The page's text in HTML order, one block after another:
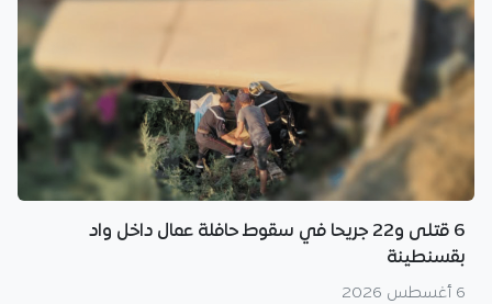
6 قتلى و22 جريحا في سقوط حافلة عمال داخل واد
بقسنطينة
6 أغسطس 2026